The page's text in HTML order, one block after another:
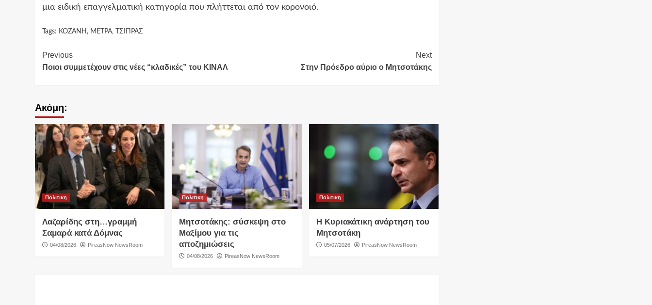
μια ειδική επαγγελματική κατηγορία που πλήττεται από τον κορονοιό.
Tags: ΚΟΖΑΝΗ , ΜΕΤΡΑ, ΤΣΙΠΡΑΣ
Continue
Reading
Previous
Ποιοι συμμετέχουν στις νέες “κλαδικές” του ΚΙΝΑΛ
Next
Στην Πρόεδρο αύριο ο Μητσοτάκης
Ακόμη:
Πολιτικη
Λαζαρίδης στη…γραμμή
Σαμαρά κατά Δόμνας
04/08/2026 PireasNow NewsRoom
Πολιτικη
Μητσοτάκης: σύσκεψη στο
Μαξίμου για τις
αποζημιώσεις
04/08/2026 PireasNow NewsRoom
Πολιτικη
Η Κυριακάτικη ανάρτηση του
Μητσοτάκη
05/07/2026 PireasNow NewsRoom